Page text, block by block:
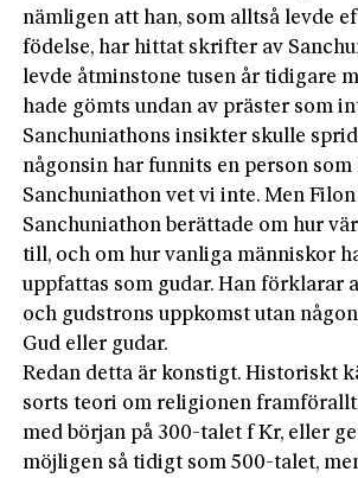
nämligen att han, som alltså levde
födelse, har hittat skrifter av
levde åtminstone tusen år tidigare
hade gömts undan av präster som
Sanchuniathons insikter skulle
någonsin har funnits en person som
Sanchuniathon vet vi inte. Men
Sanchuniathon berättade om hur
till, och om hur vanliga människor
uppfattas som gudar. Han förklarar
och gudstrons uppkomst utan
Gud eller gudar.
Redan detta är konstigt. Historiskt
sorts teori om religionen
med början på 300-talet f Kr, eller
möjligen så tidigt som 500-talet,